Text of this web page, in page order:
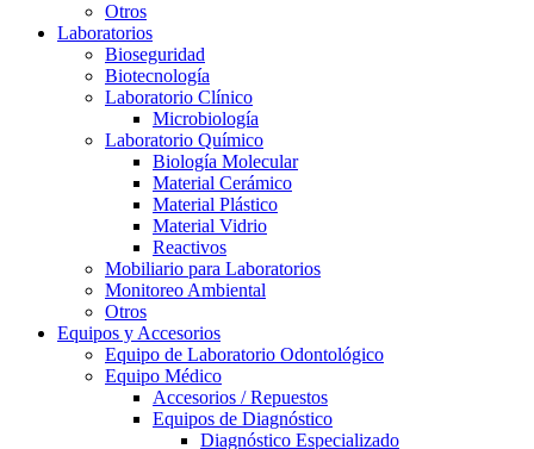
Otros
Laboratorios
Bioseguridad
Biotecnología
Laboratorio Clínico
Microbiología
Laboratorio Químico
Biología Molecular
Material Cerámico
Material Plástico
Material Vidrio
Reactivos
Mobiliario para Laboratorios
Monitoreo Ambiental
Otros
Equipos y Accesorios
Equipo de Laboratorio Odontológico
Equipo Médico
Accesorios / Repuestos
Equipos de Diagnóstico
Diagnóstico Especializado